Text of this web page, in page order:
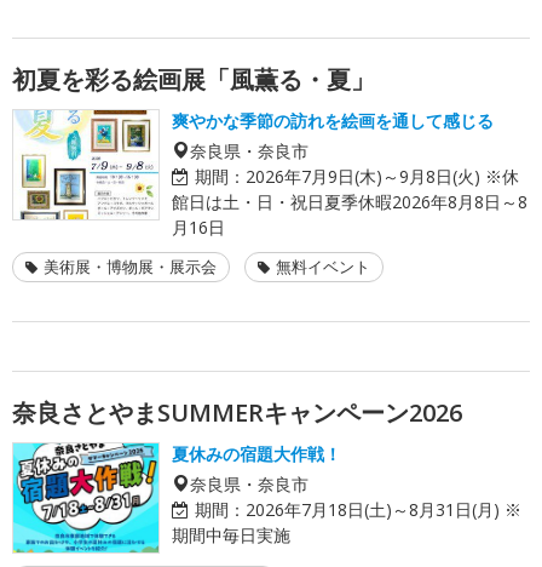
初夏を彩る絵画展「風薫る・夏」
爽やかな季節の訪れを絵画を通して感じる
奈良県・奈良市
期間： 2026年7月9日(木)～9月8日(火) ※休
館日は土・日・祝日夏季休暇2026年8月8日～8
月16日
美術展・博物展・展示会 無料イベント
奈良さとやまSUMMERキャンペーン2026
夏休みの宿題大作戦！
奈良県・奈良市
期間： 2026年7月18日(土)～8月31日(月) ※
期間中毎日実施